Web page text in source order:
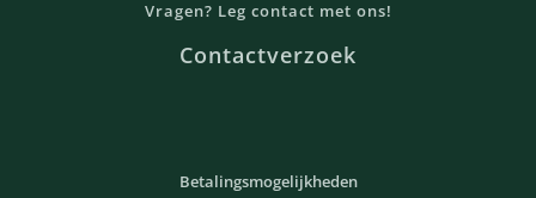
Vragen? Leg contact met ons!
Contactverzoek
Betalingsmogelijkheden